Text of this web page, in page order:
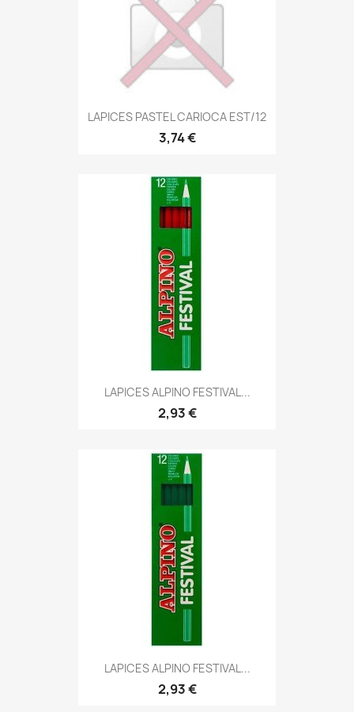
LAPICES PASTEL CARIOCA EST/12
3,74 €
LAPICES ALPINO FESTIVAL...
2,93 €
LAPICES ALPINO FESTIVAL...
2,93 €